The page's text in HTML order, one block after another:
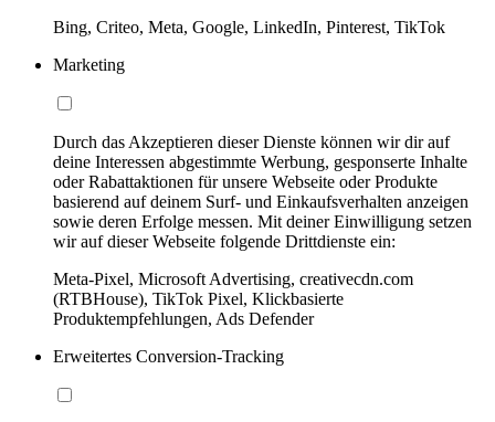
Bing, Criteo, Meta, Google, LinkedIn, Pinterest, TikTok
Marketing
Durch das Akzeptieren dieser Dienste können wir dir auf
deine Interessen abgestimmte Werbung, gesponserte Inhalte
oder Rabattaktionen für unsere Webseite oder Produkte
basierend auf deinem Surf- und Einkaufsverhalten anzeigen
sowie deren Erfolge messen. Mit deiner Einwilligung setzen
wir auf dieser Webseite folgende Drittdienste ein:
Meta-Pixel, Microsoft Advertising, creativecdn.com
(RTBHouse), TikTok Pixel, Klickbasierte
Produktempfehlungen, Ads Defender
Erweitertes Conversion-Tracking